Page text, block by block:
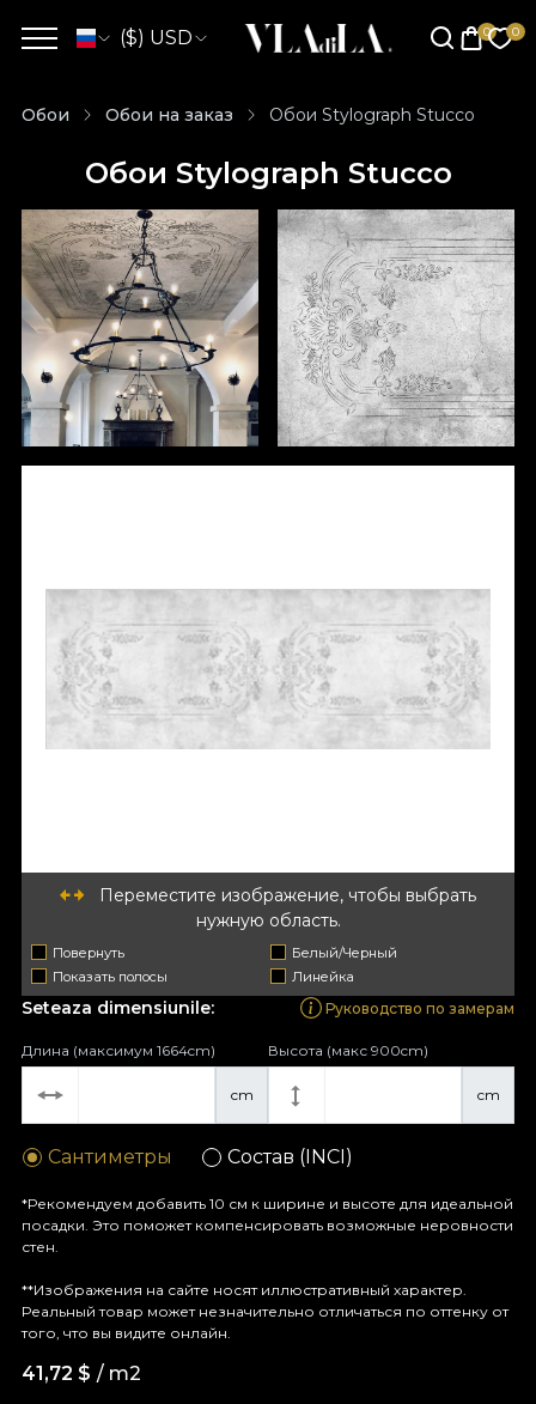
($) USD
Обои Обои на заказ Обои Stylograph Stucco
Обои Stylograph Stucco
Переместите изображение, чтобы выбрать
нужную область.
Повернуть
Белый/Черный
Показать полосы
Линейка
Seteaza dimensiunile: Руководство по замерам
cm
Длина (максимум 1664cm)
cm
Высота (макс 900cm)
Сантиметры Состав (INCI)
*Рекомендуем добавить 10 см к ширине и высоте для идеальной
посадки. Это поможет компенсировать возможные неровности
стен.
**Изображения на сайте носят иллюстративный характер.
Реальный товар может незначительно отличаться по оттенку от
того, что вы видите онлайн.
41,72 $ / m2